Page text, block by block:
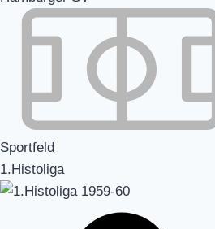
Sportfeld
1.Histoliga